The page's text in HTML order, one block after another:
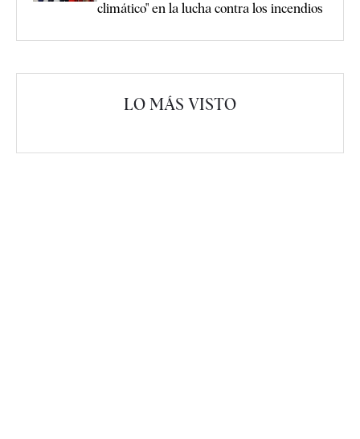
climático" en la lucha contra los incendios
LO MÁS VISTO